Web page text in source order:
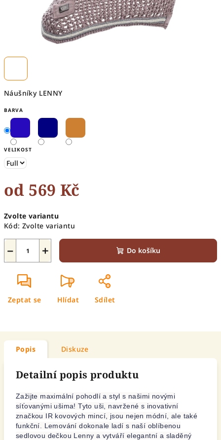
Náušníky LENNY
BARVA
VELIKOST
od 569 Kč
cena:
Zvolte variantu
Kód: Zvolte variantu
+
− Do košíku
Zeptat se Hlídat Sdílet
Popis Diskuze
Detailní popis produktu
Zažijte maximální pohodlí a styl s našimi novými
síťovanými ušima! Tyto uši, navržené s inovativní
značkou IR kovových mincí, jsou nejen módní, ale také
funkční. Lemování dokonale ladí s naší oblíbenou
sedlovou dečkou Lenny a vytváří elegantní a sladěný